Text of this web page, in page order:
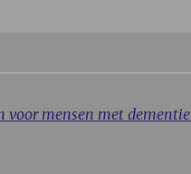
voor mensen met dementie